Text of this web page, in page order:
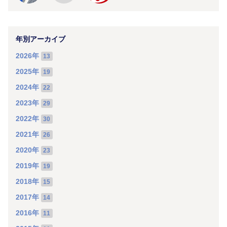
年別アーカイブ
2026年 13
2025年 19
2024年 22
2023年 29
2022年 30
2021年 26
2020年 23
2019年 19
2018年 15
2017年 14
2016年 11